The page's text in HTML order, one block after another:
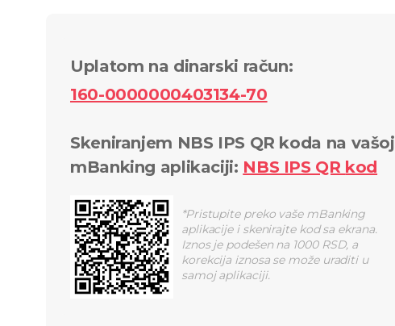
Uplatom na dinarski račun:
160-0000000403134-70
Skeniranjem NBS IPS QR koda na vašoj
mBanking aplikaciji: NBS IPS QR kod
*Pristupite preko vaše mBanking
aplikacije i skenirajte kod sa ekrana.
Iznos je podešen na 1000 RSD, a
korekcija iznosa se može uraditi u
samoj aplikaciji.